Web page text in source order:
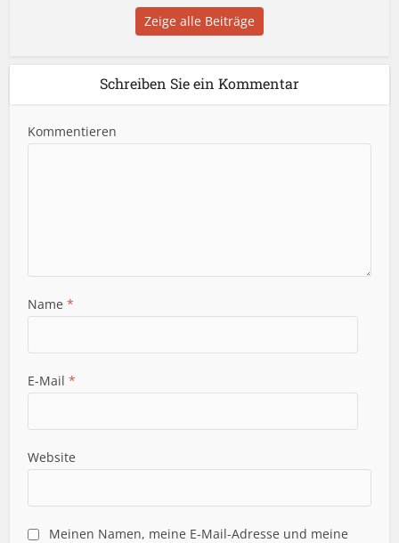
Zeige alle Beiträge
Schreiben Sie ein Kommentar
Kommentieren
Name*
E-Mail*
Website
Meinen Namen, meine E-Mail-Adresse und meine